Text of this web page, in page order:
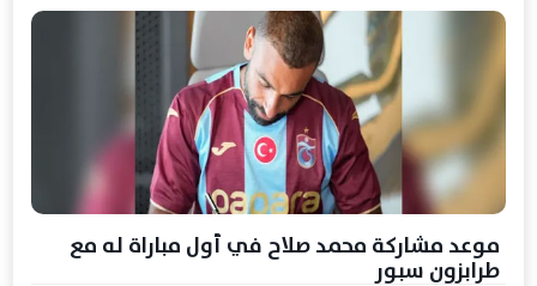
موعد مشاركة محمد صلاح في أول مباراة له مع
طرابزون سبور